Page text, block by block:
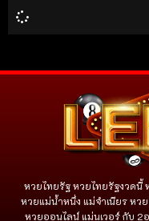
หวยไทยรัฐ หวยไทยรัฐงวดนี้
หวยแม่น้ำหนึ่ง แม่จําเนียร ห
หวยออนไลน์ แม่นเวอร์ กับ